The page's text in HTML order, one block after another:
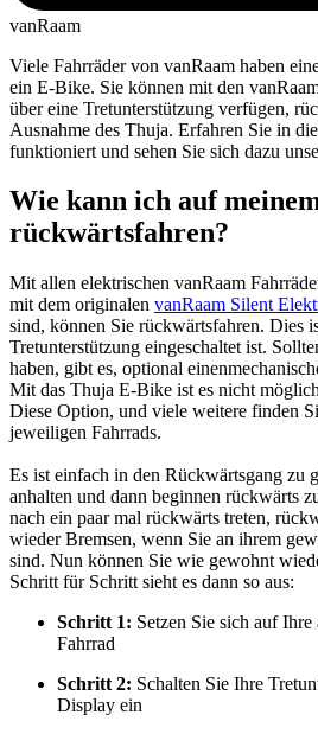
vanRaam
Viele Fahrräder von vanRaam haben
ein E-Bike. Sie können mit den
über eine Tretunterstützung verfügen,
Ausnahme des Thuja. Erfahren Sie in
funktioniert und sehen Sie sich dazu
Wie kann ich auf
rückwärtsfahren?
Mit allen elektrischen vanRaam
mit dem originalen vanRaam Silent
sind, können Sie rückwärtsfahren. Dies
Tretunterstützung eingeschaltet ist.
haben, gibt es, optional
Mit das Thuja E-Bike ist es nicht
Diese Option, und viele weitere finden
jeweiligen Fahrrads.
Es ist einfach in den Rückwärtsgang zu
anhalten und dann beginnen rückwärts
nach ein paar mal rückwärts treten,
wieder Bremsen, wenn Sie an ihrem
sind. Nun können Sie wie gewohnt
Schritt für Schritt sieht es dann so aus:
Schritt 1: Setzen Sie sich auf Ihre
Fahrrad
Schritt 2: Schalten Sie Ihre
Display ein